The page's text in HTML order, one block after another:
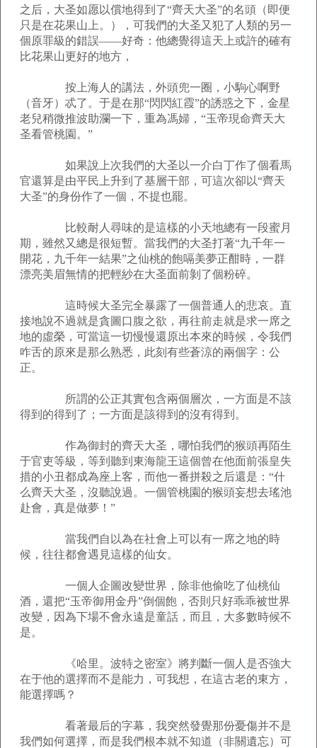
之后，大圣如愿以償地得到了“齊天大圣”的名頭（即便
只是在花果山上。），可我們的大圣又犯了人類的另一
個原罪級的錯誤——好奇：他總覺得這天上或許的確有
比花果山更好的地方，
按上海人的講法，外頭兜一圈，小駒心啊野
（音牙）忒了。于是在那“閃閃紅霞”的誘惑之下，金星
老兒稍微推波助瀾一下，重為馮婦，“玉帝現命齊天大
圣看管桃園。”
如果說上次我們的大圣以一介白丁作了個看馬
官還算是由平民上升到了基層干部，可這次卻以“齊天
大圣”的身份作了一個，不提也罷。
比較耐人尋味的是這樣的小天地總有一段蜜月
期，雖然又總是很短暫。當我們的大圣打著“九千年一
開花，九千年一結果”之仙桃的飽嗝美夢正酣時，一群
漂亮美眉無情的把輕紗在大圣面前剝了個粉碎。
這時候大圣完全暴露了一個普通人的悲哀。直
接地說不過就是貪圖口腹之欲，再往前走就是求一席之
地的虛榮，可當這一切慢慢還原出本來的時候，令我們
咋舌的原來是那么熟悉，此刻有些蒼涼的兩個字：公
正。
所謂的公正其實包含兩個層次，一方面是不該
得到的得到了；一方面是該得到的沒有得到。
作為御封的齊天大圣，哪怕我們的猴頭再陌生
于官吏等級，等到聽到東海龍王這個曾在他面前張皇失
措的小丑都成為座上客，而他一番拼殺之后還是：“什
么齊天大圣，沒聽說過。一個管桃園的猴頭妄想去瑤池
赴會，真是做夢！”
當我們自以為在社會上可以有一席之地的時
候，往往都會遇見這樣的仙女。
一個人企圖改變世界，除非他偷吃了仙桃仙
酒，還把“玉帝御用金丹”倒個飽，否則只好乖乖被世界
改變，因為下場不會永遠是童話，而且，大多數時候不
是。
《哈里。波特之密室》將判斷一個人是否強大
在于他的選擇而不是能力，可我想，在這古老的東方，
能選擇嗎？
看著最后的字幕，我突然發覺那份憂傷并不是
我們如何選擇，而是我們根本就不知道（非關遺忘）可